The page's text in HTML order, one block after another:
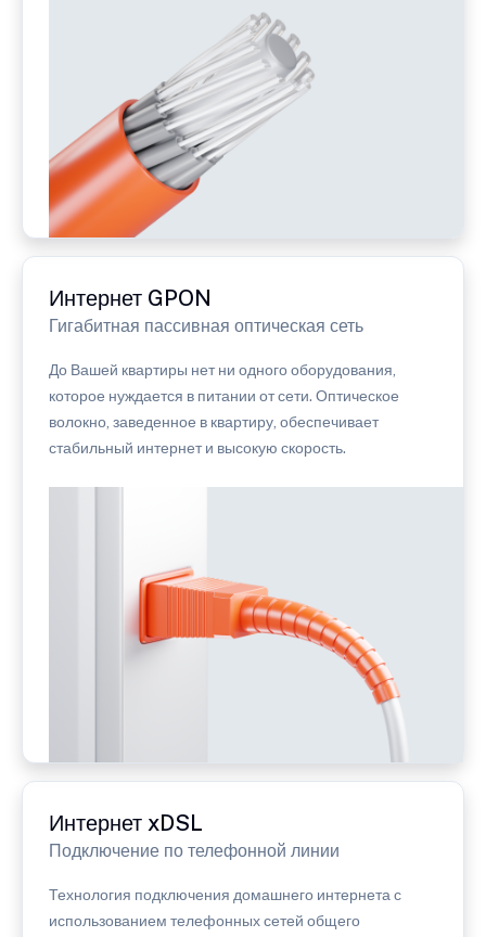
Интернет GPON
Гигабитная пассивная оптическая сеть
До Вашей квартиры нет ни одного оборудования,
которое нуждается в питании от сети. Оптическое
волокно, заведенное в квартиру, обеспечивает
стабильный интернет и высокую скорость.
Интернет xDSL
Подключение по телефонной линии
Технология подключения домашнего интернета с
использованием телефонных сетей общего